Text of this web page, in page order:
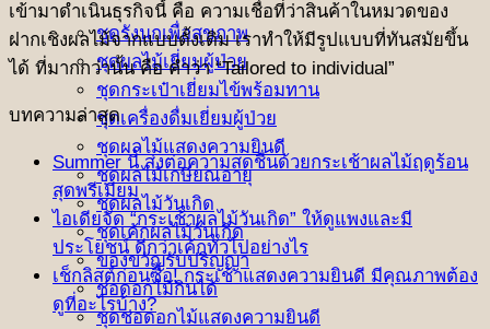
ชุดรังนกเพื่อสุขภาพ
ชุดผลไม้เยี่ยมผู้ป่วย
ชุดกระเป๋าเยี่ยมไข้พร้อมทาน
ชุดเครื่องดื่มเยี่ยมผู้ป่วย
ชุดผลไม้แสดงความยินดี
ชุดผลไม้เกษียณอายุ
ชุดผลไม้วันเกิด
ชุดเค้กผลไม้วันเกิด
ของขวัญรับปริญญา
ช่อดอกไม้กินได้
ชุดช่อดอกไม้แสดงความยินดี
เข้ามาดําเนินธุรกิจนี้ คือ ความเชื่อที่ว่าสินค้าในหมวดของ
ฝากเชิงผลไม้จากแบบดั้งเดิม เราทำให้มีรูปแบบที่ทันสมัยขึ้น
ได้ ที่มากกว่านั้น คือ คําว่า “Tailored to individual”
บทความล่าสุด
Summer นี้ ส่งต่อความสดชื่นด้วยกระเช้าผลไม้ฤดูร้อน
สุดพรีเมียม
ไอเดียจัด “กระเช้าผลไม้วันเกิด” ให้ดูแพงและมี
ประโยชน์ ดีกว่าเค้กทั่วไปอย่างไร
เช็กลิสต์ก่อนซื้อ! กระเช้าแสดงความยินดี มีคุณภาพต้อง
ดูที่อะไรบ้าง?